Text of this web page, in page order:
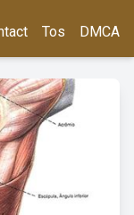
Tos DMCA